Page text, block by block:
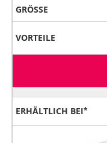
GRÖSSE
VORTEILE
ERHÄLTLICH BEI